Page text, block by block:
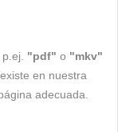
"pdf" o "mkv"
en nuestra
adecuada.